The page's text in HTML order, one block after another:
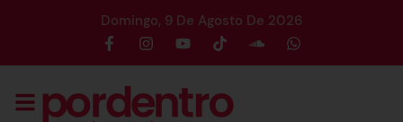
Domingo, 9 De Agosto De 2026